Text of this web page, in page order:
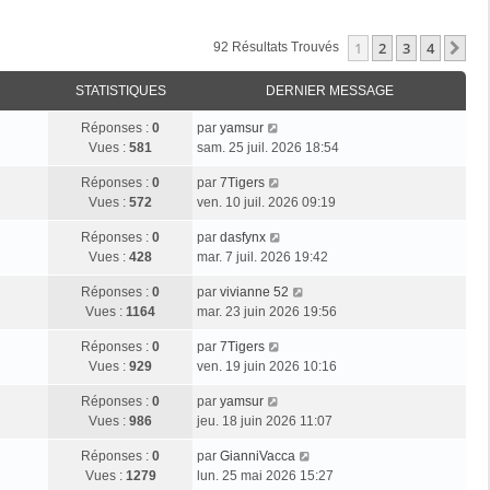
92 Résultats Trouvés 1 2 3 4
STATISTIQUES DERNIER MESSAGE
Réponses : 0
Vues : 581
par yamsur
sam. 25 juil. 2026 18:54
Réponses : 0
Vues : 572
par 7Tigers
ven. 10 juil. 2026 09:19
Réponses : 0
Vues : 428
par dasfynx
mar. 7 juil. 2026 19:42
Réponses : 0
Vues : 1164
par vivianne 52
mar. 23 juin 2026 19:56
Réponses : 0
Vues : 929
par 7Tigers
ven. 19 juin 2026 10:16
Réponses : 0
Vues : 986
par yamsur
jeu. 18 juin 2026 11:07
Réponses : 0
Vues : 1279
par GianniVacca
lun. 25 mai 2026 15:27